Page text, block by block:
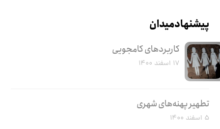
پیشنهاد میدان
کاربرد‌های کامجویی
۱۷ اسفند ۱۴۰۰
تطهیر پهنه‌های شهری
۵ اسفند ۱۴۰۰